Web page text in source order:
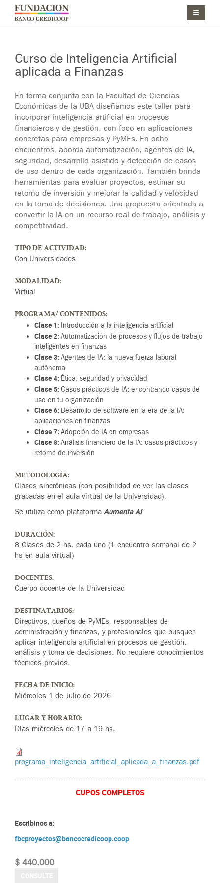
Pasar al contenido principal
Jump to main content
Curso de Inteligencia Artificial
aplicada a Finanzas
Jump to main content
En forma conjunta con la Facultad de Ciencias
Económicas de la UBA diseñamos este taller para
incorporar inteligencia artificial en procesos
financieros y de gestión, con foco en aplicaciones
concretas para empresas y PyMEs. En ocho
encuentros, aborda automatización, agentes de IA,
seguridad, desarrollo asistido y detección de casos
de uso dentro de cada organización. También brinda
herramientas para evaluar proyectos, estimar su
retorno de inversión y mejorar la calidad y velocidad
en la toma de decisiones. Una propuesta orientada a
convertir la IA en un recurso real de trabajo, análisis y
competitividad.
TIPO DE ACTIVIDAD:
Con Universidades
MODALIDAD:
Virtual
PROGRAMA/ CONTENIDOS:
Clase 1: Introducción a la inteligencia artificial
Clase 2: Automatización de procesos y flujos de trabajo
inteligentes en finanzas
Clase 3: Agentes de IA: la nueva fuerza laboral
autónoma
Clase 4: Ética, seguridad y privacidad
Clase 5: Casos prácticos de IA: encontrando casos de
uso en tu organización
Clase 6: Desarrollo de software en la era de la IA:
aplicaciones en finanzas
Clase 7: Adopción de IA en empresas
Clase 8: Análisis financiero de la IA: casos prácticos y
retorno de inversión
METODOLOGÍA:
Clases sincrónicas (con posibilidad de ver las clases
grabadas en el aula virtual de la Universidad).
Se utiliza como plataforma Aumenta AI
DURACIÓN:
8 Clases de 2 hs. cada uno (1 encuentro semanal de 2
hs en aula virtual)
DOCENTES:
Cuerpo docente de la Universidad
DESTINATARIOS:
Directivos, dueños de PyMEs, responsables de
administración y finanzas, y profesionales que busquen
aplicar inteligencia artificial en procesos de gestión,
análisis y toma de decisiones. No requiere conocimientos
técnicos previos.
FECHA DE INICIO:
Miércoles 1 de Julio de 2026
LUGAR Y HORARIO:
Días miércoles de 17 a 19 hs.
programa_inteligencia_artificial_aplicada_a_finanzas.pdf
CUPOS COMPLETOS
Escribinos a:
fbcproyectos@bancocredicoop.coop
$ 440.000